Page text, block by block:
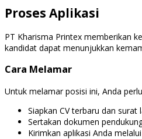
Proses Aplikasi
PT Kharisma Printex memberikan
kandidat dapat menunjukkan
Cara Melamar
Untuk melamar posisi ini, Anda
Siapkan CV terbaru dan
Sertakan dokumen
Kirimkan aplikasi Anda